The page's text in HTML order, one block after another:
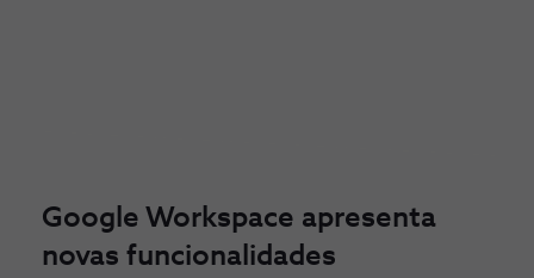
Google Workspace apresenta
novas funcionalidades